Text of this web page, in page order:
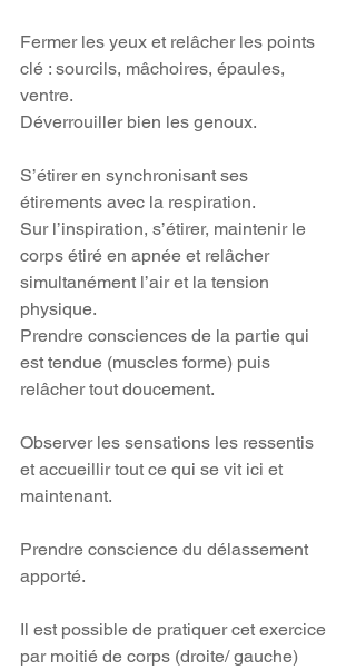
Fermer les yeux et relâcher les points
clé : sourcils, mâchoires, épaules,
ventre.
Déverrouiller bien les genoux.
S’étirer en synchronisant ses
étirements avec la respiration.
Sur l’inspiration, s’étirer, maintenir le
corps étiré en apnée et relâcher
simultanément l’air et la tension
physique.
Prendre consciences de la partie qui
est tendue (muscles forme) puis
relâcher tout doucement.
Observer les sensations les ressentis
et accueillir tout ce qui se vit ici et
maintenant.
Prendre conscience du délassement
apporté.
Il est possible de pratiquer cet exercice
par moitié de corps (droite/ gauche)